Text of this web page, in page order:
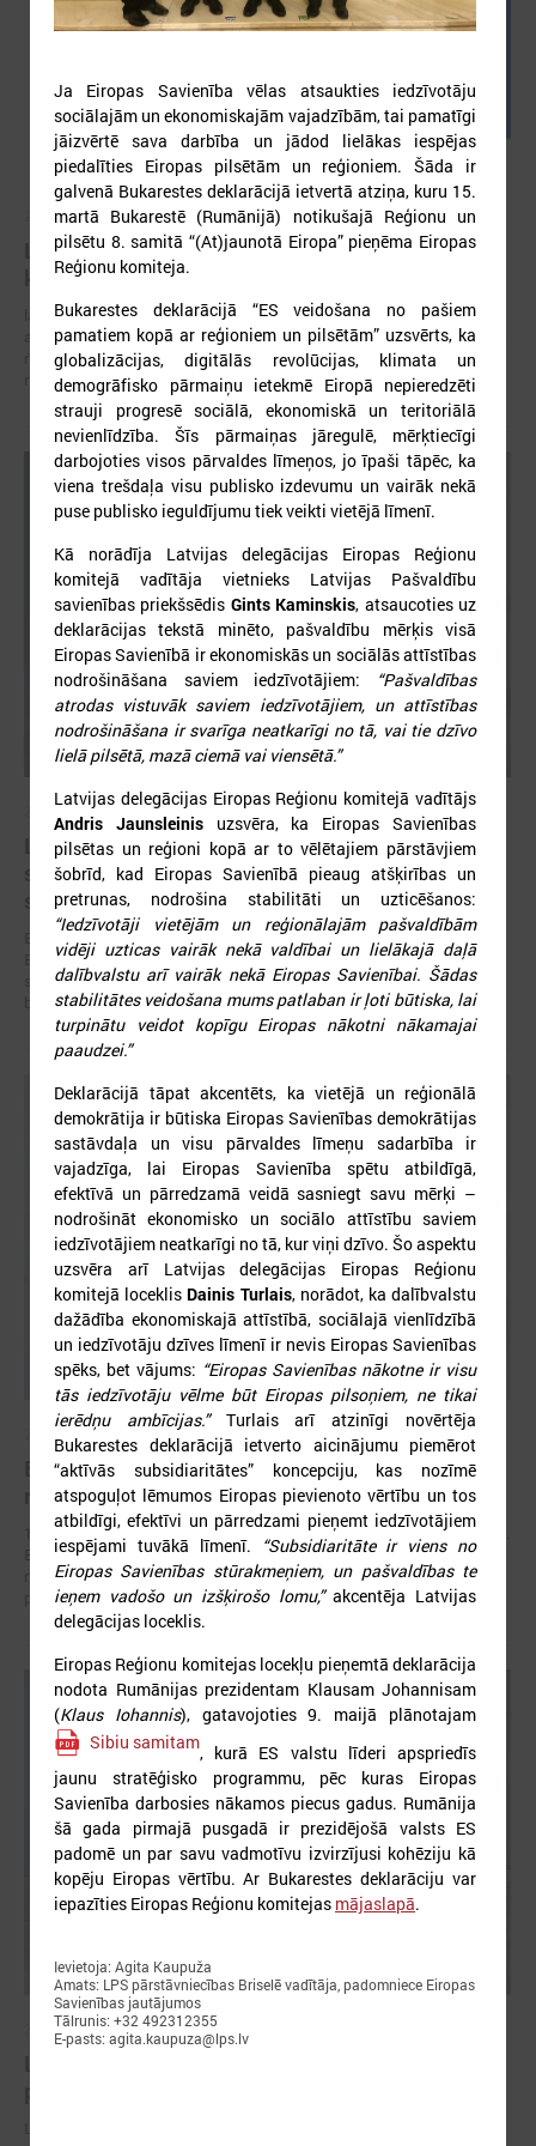
2026. gada 05. augusts
LPS aicina piedalīties seminārā “Stiprinot vietējās
kopienas krīzē" 11. augustā, Cēsīs
latvijas Pašvaldību savienība sadarbībā ar Cēsu novada pašvaldību
aicina piedalīties seminārā “Stiprinot vietējās kopienas krīzē: proaktīva
rīcība un pieredzes apmaiņa starp Ukrainas un ES pašvaldībām”, kas
notiks šī gada 11.augustā no plkst.10.00 līdz 15.30
2026. gada 19. jūnijs
Latvijas pašvaldības aicinātas pieteikties
sadarbībai ar Ukrainas pašvaldībām veltītai
starptautiskai balvai
Eiropas Pašvaldību un reģionu padome sadarbībā ar “U-LEAD with
Europe” un Latvijas Pašvaldību savienību izsludinājusi pieteikšanos
starptautiskai pašvaldību sadarbības balvai “Uzticības tiltu sadarbības
balva 2026”.
2026. gada 17. jūnijs
Eiropas pilsētu līderi Gimarainšā vienojas par
rīcību klimata noturības stiprināšanai
17. jūnijā Eiropas Zaļajā galvaspilsētā Gimarainšā (Portugālē) sākās 13.
Eiropas Pilsētu noturības forums (EURESFO 2026), kas pulcē vairāk
nekā 400 pašvaldību vadītājus, pilsētplānotājus, klimata ekspertus un
politikas veidotājus no visas Eiropas.
2026. gada 18. maijs
Ja Eiropas Savienība vēlas atsaukties iedzīvotāju
sociālajām un ekonomiskajām vajadzībām, tai pamatīgi
jāizvērtē sava darbība un jādod lielākas iespējas
piedalīties Eiropas pilsētām un reģioniem. Šāda ir
galvenā Bukarestes deklarācijā ietvertā atziņa, kuru 15.
martā Bukarestē (Rumānijā) notikušajā Reģionu un
pilsētu 8. samitā “(At)jaunotā Eiropa” pieņēma Eiropas
Reģionu komiteja.
Bukarestes deklarācijā “ES veidošana no pašiem
pamatiem kopā ar reģioniem un pilsētām” uzsvērts, ka
globalizācijas, digitālās revolūcijas, klimata un
demogrāfisko pārmaiņu ietekmē Eiropā nepieredzēti
strauji progresē sociālā, ekonomiskā un teritoriālā
nevienlīdzība. Šīs pārmaiņas jāregulē, mērķtiecīgi
darbojoties visos pārvaldes līmeņos, jo īpaši tāpēc, ka
viena trešdaļa visu publisko izdevumu un vairāk nekā
puse publisko ieguldījumu tiek veikti vietējā līmenī.
Kā norādīja Latvijas delegācijas Eiropas Reģionu
komitejā vadītāja vietnieks Latvijas Pašvaldību
savienības priekšsēdis Gints Kaminskis, atsaucoties uz
deklarācijas tekstā minēto, pašvaldību mērķis visā
Eiropas Savienībā ir ekonomiskās un sociālās attīstības
nodrošināšana saviem iedzīvotājiem: “Pašvaldības
atrodas vistuvāk saviem iedzīvotājiem, un attīstības
nodrošināšana ir svarīga neatkarīgi no tā, vai tie dzīvo
lielā pilsētā, mazā ciemā vai viensētā.”
Latvijas delegācijas Eiropas Reģionu komitejā vadītājs
Andris Jaunsleinisuzsvēra, ka Eiropas Savienības
pilsētas un reģioni kopā ar to vēlētajiem pārstāvjiem
šobrīd, kad Eiropas Savienībā pieaug atšķirības un
pretrunas, nodrošina stabilitāti un uzticēšanos:
“Iedzīvotāji vietējām un reģionālajām pašvaldībām
vidēji uzticas vairāk nekā valdībai un lielākajā daļā
dalībvalstu arī vairāk nekā Eiropas Savienībai. Šādas
stabilitātes veidošana mums patlaban ir ļoti būtiska, lai
turpinātu veidot kopīgu Eiropas nākotni nākamajai
paaudzei.”
Deklarācijā tāpat akcentēts, ka vietējā un reģionālā
demokrātija ir būtiska Eiropas Savienības demokrātijas
sastāvdaļa un visu pārvaldes līmeņu sadarbība ir
vajadzīga, lai Eiropas Savienība spētu atbildīgā,
efektīvā un pārredzamā veidā sasniegt savu mērķi –
nodrošināt ekonomisko un sociālo attīstību saviem
iedzīvotājiem neatkarīgi no tā, kur viņi dzīvo. Šo aspektu
uzsvēra arī Latvijas delegācijas Eiropas Reģionu
komitejā loceklis Dainis Turlais, norādot, ka dalībvalstu
dažādība ekonomiskajā attīstībā, sociālajā vienlīdzībā
un iedzīvotāju dzīves līmenī ir nevis Eiropas Savienības
spēks, bet vājums: “Eiropas Savienības nākotne ir visu
tās iedzīvotāju vēlme būt Eiropas pilsoņiem, ne tikai
ierēdņu ambīcijas.”Turlais arī atzinīgi novērtēja
Bukarestes deklarācijā ietverto aicinājumu piemērot
“aktīvās subsidiaritātes” koncepciju, kas nozīmē
atspoguļot lēmumos Eiropas pievienoto vērtību un tos
atbildīgi, efektīvi un pārredzami pieņemt iedzīvotājiem
iespējami tuvākā līmenī.
“Subsidiaritāte ir viens no
Eiropas Savienības stūrakmeņiem, un pašvaldības te
ieņem vadošo un izšķirošo lomu,”akcentēja Latvijas
delegācijas loceklis.
Eiropas Reģionu komitejas locekļu pieņemtā deklarācija
nodota Rumānijas prezidentam Klausam Johannisam
(Klaus Iohannis), gatavojoties 9. maijā plānotajam
Sibiu samitam, kurā ES valstu līderi apspriedīs
jaunu stratēģisko programmu, pēc kuras Eiropas
Savienība darbosies nākamos piecus gadus. Rumānija
šā gada pirmajā pusgadā ir prezidējošā valsts ES
padomē un par savu vadmotīvu izvirzījusi kohēziju kā
kopēju Eiropas vērtību. Ar Bukarestes deklarāciju var
iepazīties Eiropas Reģionu komitejas mājaslapā.
Ievietoja: Agita Kaupuža
Amats: LPS pārstāvniecības Briselē vadītāja, padomniece Eiropas
Savienības jautājumos
Tālrunis: +32 492312355
E-pasts: agita.kaupuza@lps.lv